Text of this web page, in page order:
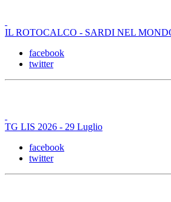
IL ROTOCALCO - SARDI NEL
facebook
twitter
TG LIS 2026 - 29 Luglio
facebook
twitter